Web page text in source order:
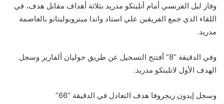
وفاز ليل الفرنسي أمام أتليتكو مدريد بثلاثة أهداف مقابل هدف، في
اللقاء الذي جمع الفريقين علي استاد واندا ميتروبوليتانو بالعاصمة
مدريد.
وفي الدقيقة “8” أفتتح التسجيل عن طريق جوليان ألفاريز وسجل
الهدف الأول لاتليتكو مدريد.
وسجل إيدون زيجروفا هدف التعادل في الدقيقة “66”